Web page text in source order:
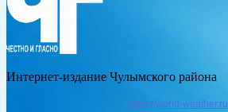
Интернет-издание Чулымского района
https://world-weather.ru